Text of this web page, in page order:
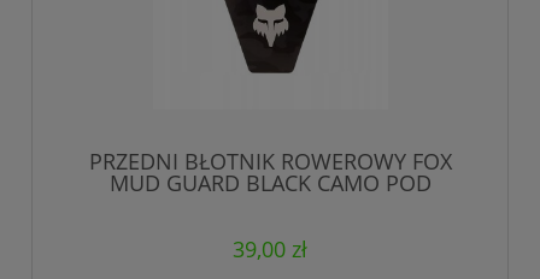
PRZEDNI BŁOTNIK ROWEROWY FOX
MUD GUARD BLACK CAMO POD
39,00 zł